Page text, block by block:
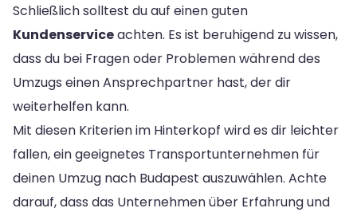
Schließlich solltest du auf einen guten
Kundenserviceachten. Es ist beruhigend zu wissen,
dass du bei Fragen oder Problemen während des
Umzugs einen Ansprechpartner hast, der dir
weiterhelfen kann.
Mit diesen Kriterien im Hinterkopf wird es dir leichter
fallen, ein geeignetes Transportunternehmen für
deinen Umzug nach Budapest auszuwählen. Achte
darauf, dass das Unternehmen über Erfahrung und